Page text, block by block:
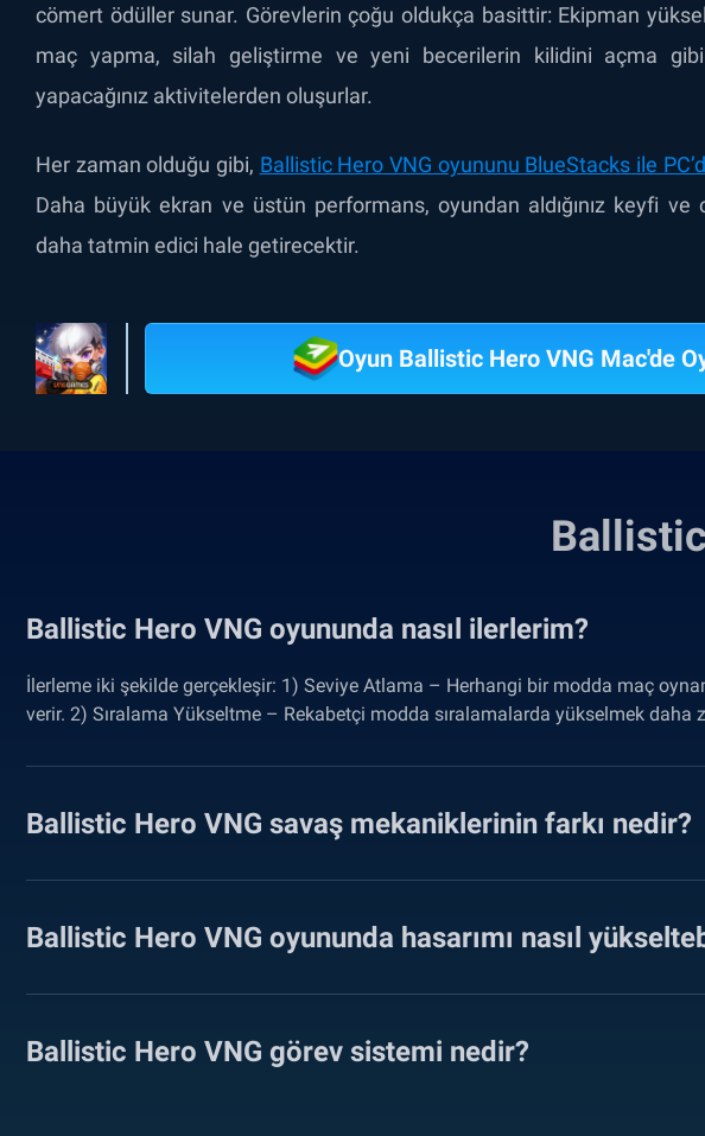
cömert ödüller sunar. Görevlerin çoğu oldukça basittir: Ekipman
maç yapma, silah geliştirme ve yeni becerilerin kilidini açma
yapacağınız aktivitelerden oluşurlar.
Her zaman olduğu gibi, Ballistic Hero VNG oyununu BlueStacks ile
Daha büyük ekran ve üstün performans, oyundan aldığınız keyfi
daha tatmin edici hale getirecektir.
Oyun Ballistic Hero VNG Mac'de
Ballistic Hero VNG oyununda nasıl ilerlerim?
İlerleme iki şekilde gerçekleşir: 1) Seviye Atlama – Herhangi bir modda maç
verir. 2) Sıralama Yükseltme – Rekabetçi modda sıralamalarda yükselmek daha
Ballistic Hero VNG savaş mekaniklerinin farkı nedir?
Ballistic Hero VNG oyununda hasarımı nasıl
Ballistic Hero VNG görev sistemi nedir?